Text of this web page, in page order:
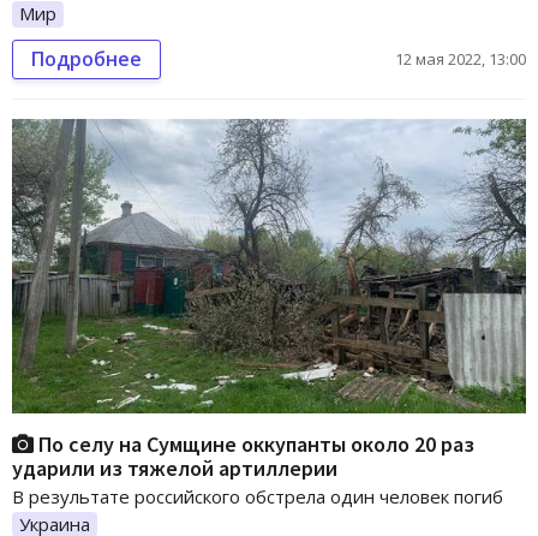
Мир
Подробнее 12 мая 2022, 13:00
По селу на Сумщине оккупанты около 20 раз
ударили из тяжелой артиллерии
В результате российского обстрела один человек погиб
Украина